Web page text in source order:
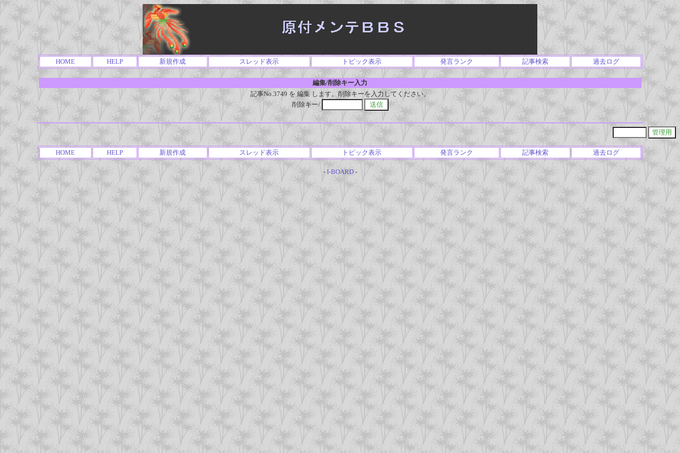
HOME HELP 新規作成 スレッド表示 トピック表示 発言ランク 記事検索 過去ログ
編集/削除キー入力
記事No.3749 を 編集 します。削除キーを入力してください。
削除キー/
HOME HELP 新規作成 スレッド表示 トピック表示 発言ランク 記事検索 過去ログ
- I-BOARD-